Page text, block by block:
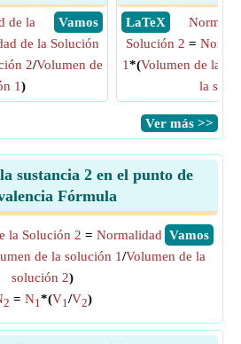
​ Vamos
de la
de la Solución
2/Volumen de
1)
​ LaTeX
Solución 2 =
1*(Volumen de la
la
​Ver más >>
sustancia 2 en el punto de
Fórmula
​Vamos
la Solución 2 = Normalidad
de la solución 1/Volumen de la
solución 2)
2 = N1*(V1/V2)